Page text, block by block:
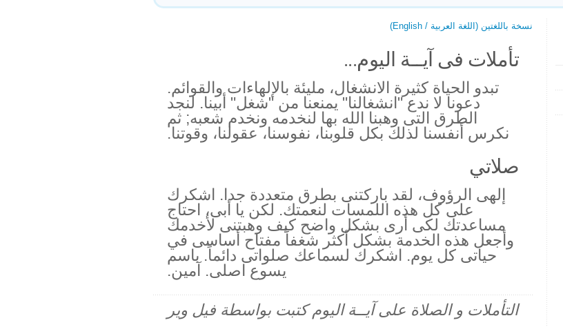
نسخة باللغتين (اللغة العربية / English)
تأملات فى آيــة اليوم...
تبدو الحياة كثيرة الانشغال، مليئة بالإلهاءات والقوائم.
دعونا لا ندع "انشغالنا" يمنعنا من "شغل" أبينا. لنجد
الطرق التى وهبنا الله بها لنخدمه ونخدم شعبه; ثم
نكرس أنفسنا لذلك بكل قلوبنا، نفوسنا، عقولنا، وقوتنا.
صلاتي
إلهى الرؤوف، لقد باركتنى بطرق متعددة جدا. اشكرك
على كل هذه اللمسات لنعمتك. لكن يا أبى، احتاج
مساعدتك لكى أرى بشكل واضح كيف وهبتنى لأخدمك
وأجعل هذه الخدمة بشكل أكثر شغفاً مفتاح أساسى في
حياتى كل يوم. اشكرك لسماعك صلواتى دائماً. باسم
يسوع اصلى. آمين.
التأملات و الصلاة على آيــة اليوم كتبت بواسطة فيل وير